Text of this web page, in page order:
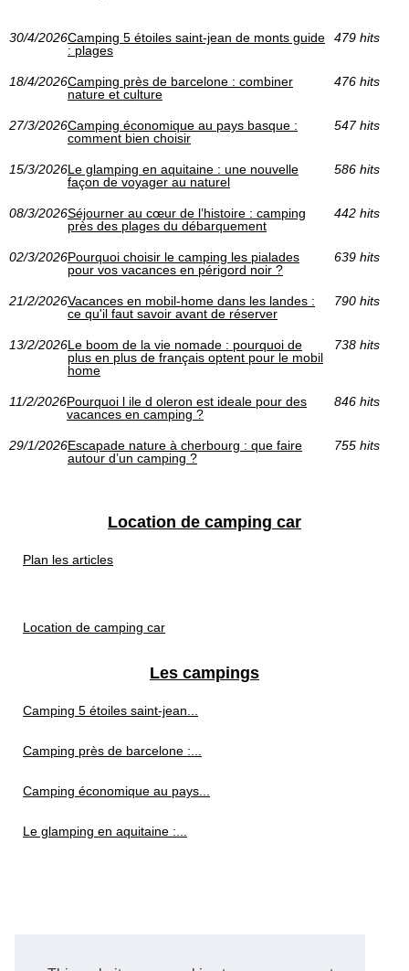
30/4/2026Camping 5 étoiles saint-jean de monts guide
: plages
479 hits
18/4/2026Camping près de barcelone : combiner
nature et culture
476 hits
27/3/2026Camping économique au pays basque :
comment bien choisir
547 hits
15/3/2026Le glamping en aquitaine : une nouvelle
façon de voyager au naturel
586 hits
08/3/2026Séjourner au cœur de l’histoire : camping
près des plages du débarquement
442 hits
02/3/2026Pourquoi choisir le camping les pialades
pour vos vacances en périgord noir ?
639 hits
21/2/2026Vacances en mobil-home dans les landes :
ce qu'il faut savoir avant de réserver
790 hits
13/2/2026Le boom de la vie nomade : pourquoi de
plus en plus de français optent pour le mobil
home
738 hits
11/2/2026Pourquoi l ile d oleron est ideale pour des
vacances en camping ?
846 hits
29/1/2026Escapade nature à cherbourg : que faire
autour d’un camping ?
755 hits
Location de camping car
Plan les articles
Location de camping car
Les campings
Camping 5 étoiles saint-jean...
Camping près de barcelone :...
Camping économique au pays...
Le glamping en aquitaine :...